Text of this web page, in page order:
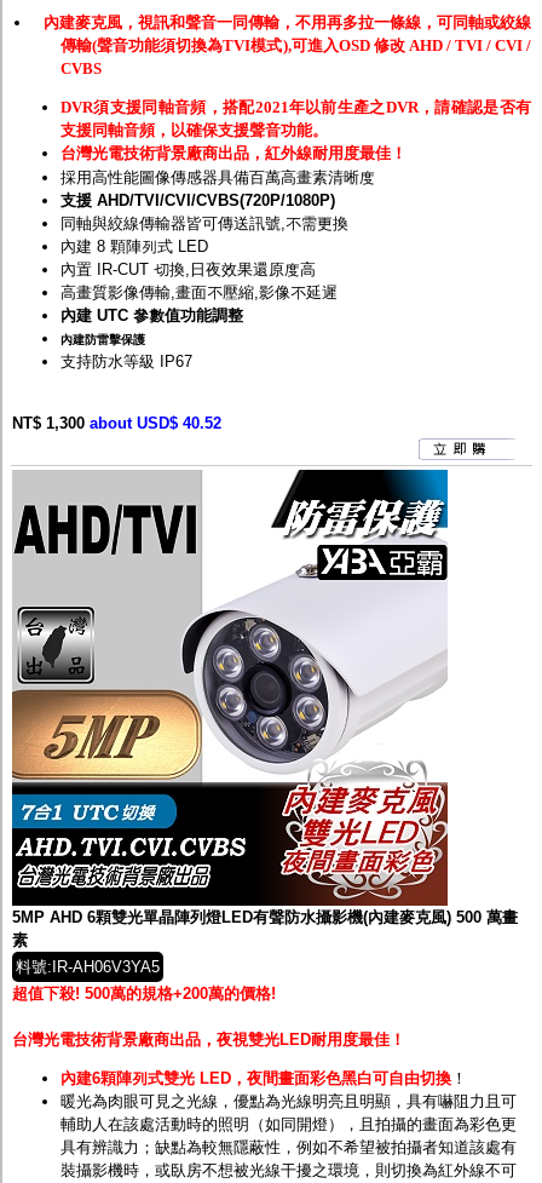
內建麥克風，視訊和聲音一同傳輸，不用再多拉一條線，可同軸或絞線
傳輸(聲音功能須切換為TVI模式),可進入OSD 修改 AHD / TVI / CVI /
CVBS
DVR須支援同軸音頻，搭配2021年以前生產之DVR，請確認是否有
支援同軸音頻，以確保支援聲音功能。
台灣光電技術背景廠商出品，紅外線耐用度最佳！
採用高性能圖像傳感器具備百萬高畫素清晰度
支援 AHD/TVI/CVI/CVBS(720P/1080P)
同軸與絞線傳輸器皆可傳送訊號,不需更換
內建 8 顆陣列式 LED
內置 IR-CUT 切換,日夜效果還原度高
高畫質影像傳輸,畫面不壓縮,影像不延遲
內建 UTC 參數值功能調整
內建防雷擊保護
支持防水等級 IP67
NT$ 1,300 about USD$ 40.52
5MP AHD 6顆雙光單晶陣列燈LED有聲防水攝影機(內建麥克風) 500 萬畫
素
料號:IR-AH06V3YA5
超值下殺! 500萬的規格+200萬的價格!
台灣光電技術背景廠商出品，夜視雙光LED耐用度最佳！
內建6顆陣列式雙光 LED，夜間畫面彩色黑白可自由切換 ！
暖光為肉眼可見之光線， 優點為光線明亮且明顯，具有嚇阻力且可
輔助人在該處活動時的照明（如同開燈），且拍攝的畫面為彩色更
具有辨識力；缺點為較無隱蔽性，例如不希望被拍攝者知道該處有
裝攝影機時，或臥房不想被光線干擾之環境，則切換為紅外線不可